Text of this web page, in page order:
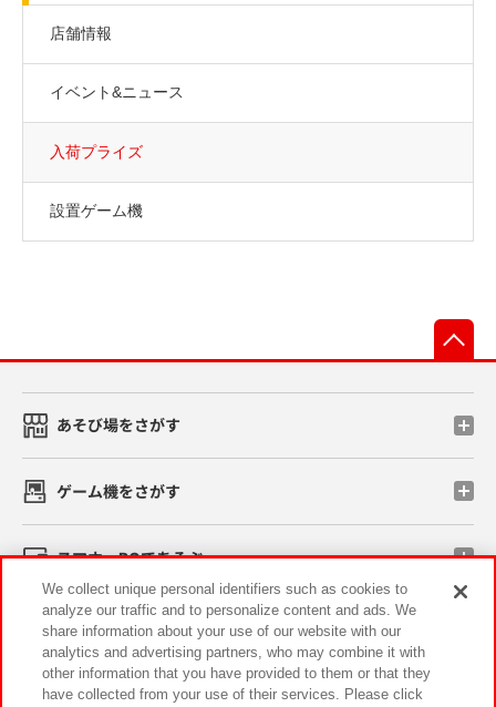
店舗情報
イベント&ニュース
入荷プライズ
設置ゲーム機
あそび場をさがす
ゲーム機をさがす
スマホ・PCであそぶ
イベント・キャンペーン
We collect unique personal identifiers such as cookies to
analyze our traffic and to personalize content and ads. We
share information about your use of our website with our
analytics and advertising partners, who may combine it with
other information that you have provided to them or that they
have collected from your use of their services. Please click